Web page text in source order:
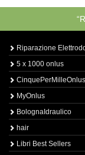
Riparazione
5 x 1000 onlus
CinquePerMilleOnlus
MyOnlus
BolognaIdraulico
hair
Libri Best Sellers